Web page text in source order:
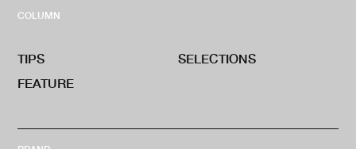
COLUMN
TIPS
SELECTIONS
FEATURE